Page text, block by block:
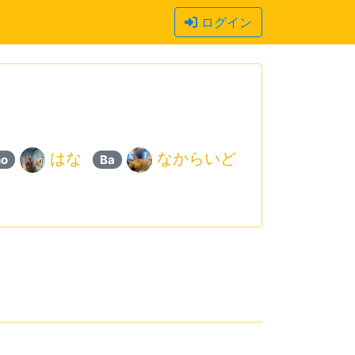
ログイン
はな Ba なからいど